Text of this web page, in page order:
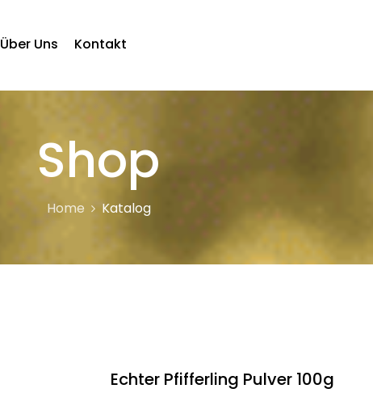
Über Uns Kontakt
Shop
Home Katalog
Echter Pfifferling Pulver 100g